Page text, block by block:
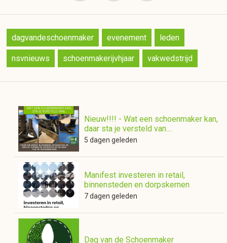
dagvandeschoenmaker evenement leden
nsvnieuws schoenmakerijvhjaar vakwedstrijd
Nieuw!!!! - Wat een schoenmaker kan,
daar sta je versteld van....
5 dagen geleden
Manifest investeren in retail,
binnensteden en dorpskernen
7 dagen geleden
Dag van de Schoenmaker